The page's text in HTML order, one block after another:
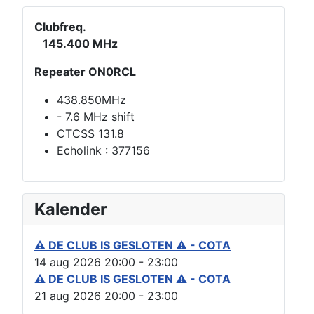
Clubfreq.
145.400 MHz
Repeater ON0RCL
438.850MHz
- 7.6 MHz shift
CTCSS 131.8
Echolink : 377156
Kalender
⚠ DE CLUB IS GESLOTEN ⚠ - COTA
14 aug 2026 20:00 - 23:00
⚠ DE CLUB IS GESLOTEN ⚠ - COTA
21 aug 2026 20:00 - 23:00